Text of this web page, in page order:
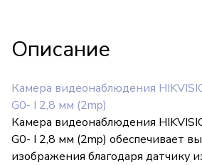
Описание
Камера видеонаблюдения
G0- I 2,8 мм (2mp)
Камера видеонаблюдения
G0- I 2,8 мм (2mp) обеспечивает
изображения благодаря датчику